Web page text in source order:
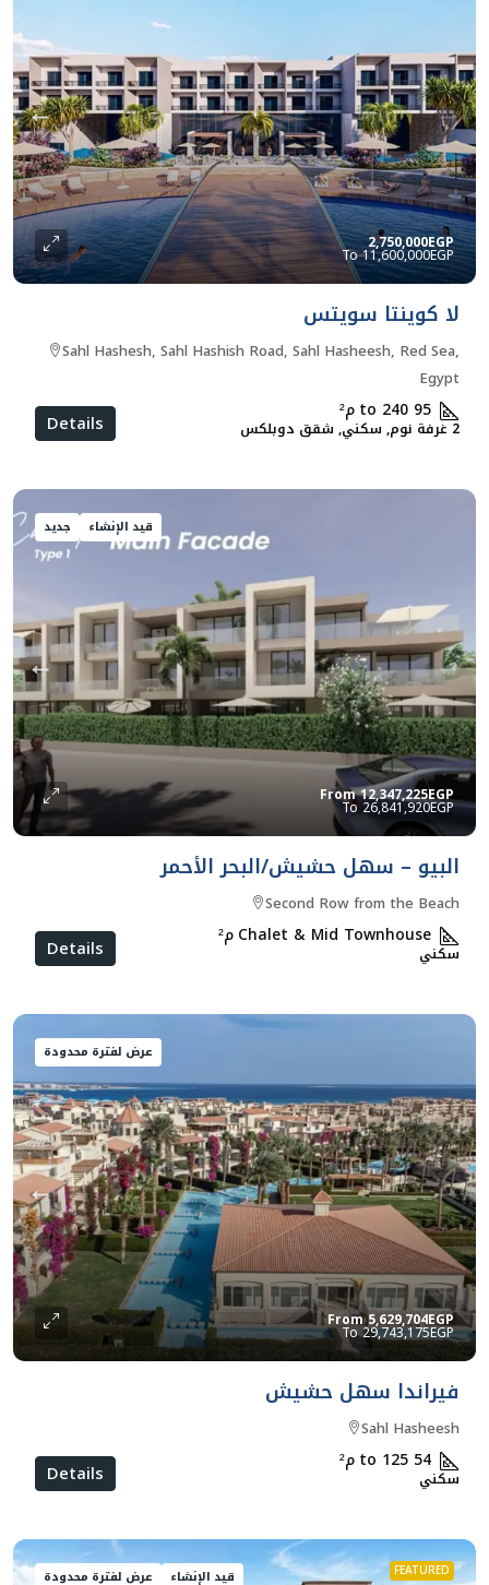
2,750,000EGP
11,600,000EGP
لا كوينتا سويتس
Sahl Hashesh, Sahl Hashish Road, Sahl Hasheesh, Red Sea,
Egypt
95 to 240 م²
2 غرفة نوم, سكني, شقق دوبلكس Details
قيد الإنشاء جديد
From12,347,225EGP
26,841,920EGP
البيو – سهل حشيش/البحر الأحمر
Second Row from the Beach
Chalet & Mid Townhouseم²
سكني Details
عرض لفترة محدودة
From5,629,704EGP
29,743,175EGP
فيراندا سهل حشيش
Sahl Hasheesh
54 to 125 م²
سكني Details
FEATURED قيد الإنشاء عرض لفترة محدودة